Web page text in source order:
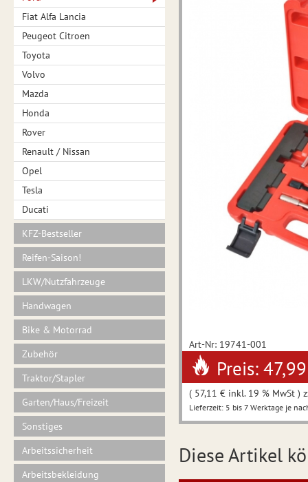
Fiat Alfa Lancia
Peugeot Citroen
Toyota
Volvo
Mazda
Honda
Rover
Renault / Nissan
Opel
Tesla
Ducati
KFZ-Bestseller
Reifen-Saison!
LKW/Nutzfahrzeuge
Handwagen
Bike & Motorrad
Zubehör
Traktor/Stapler
Garten/Haus/Freizeit
Sonstiges
Arbeitssicherheit
Arbeitsbekleidung
Art-Nr: 19741-001
Preis:
( 57,11 € inkl. 19 % MwSt )
Lieferzeit: 5 bis 7 Werktage je
Diese Artikel